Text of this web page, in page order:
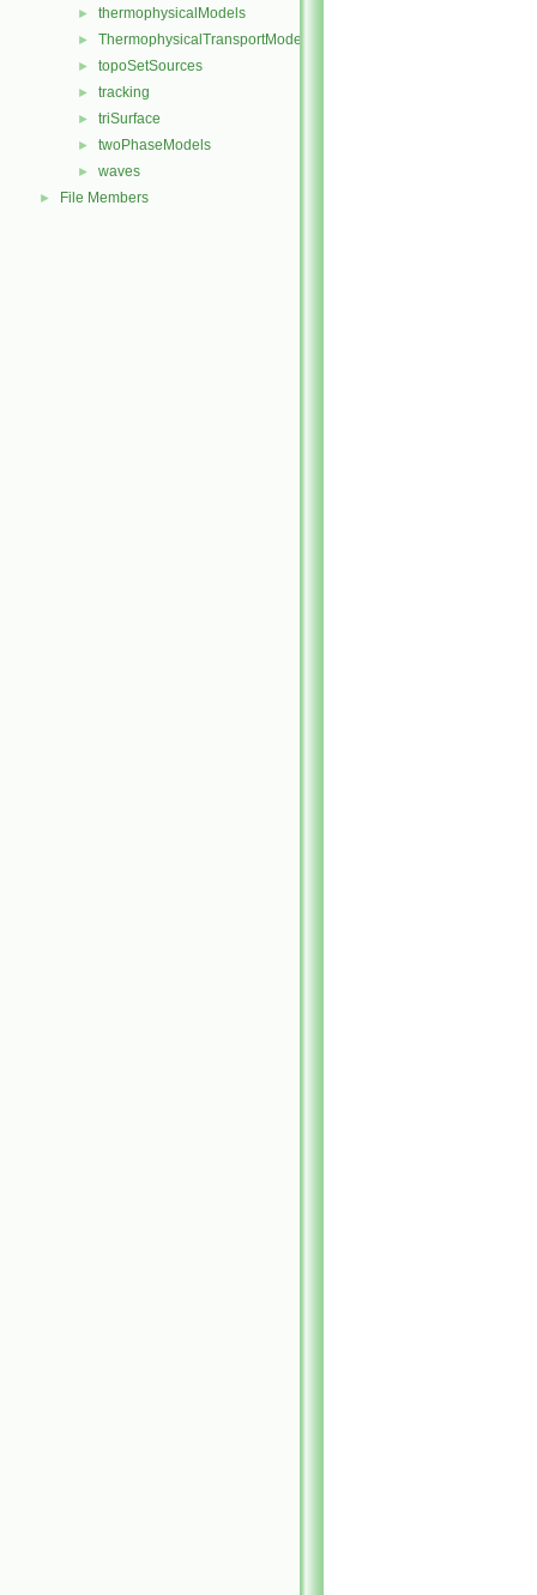
► thermophysicalModels
► ThermophysicalTransportModels
► topoSetSources
► tracking
► triSurface
► twoPhaseModels
► waves
► File Members